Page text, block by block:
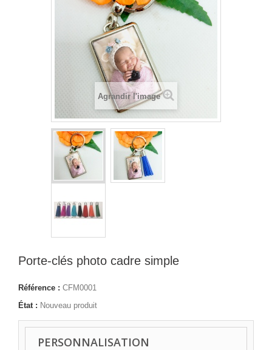
Agrandir l'image
Porte-clés photo cadre simple
Référence : CFM0001
État : Nouveau produit
PERSONNALISATION